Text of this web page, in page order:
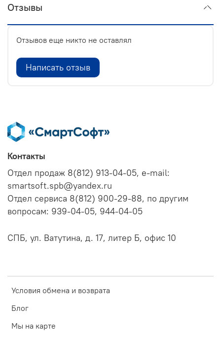
Отзывы
Отзывов еще никто не оставлял
Написать отзыв
Условия обмена и возврата
Блог
Мы на карте
Контакты
Отдел продаж 8(812) 913-04-05, e-mail:
smartsoft.spb@yandex.ru
Отдел сервиса 8(812) 900-29-88, по другим
вопросам: 939-04-05, 944-04-05
СПБ, ул. Ватутина, д. 17, литер Б, офис 10